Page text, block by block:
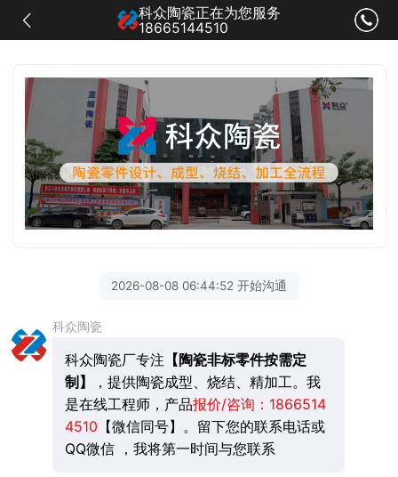
科众陶瓷正在为您服务
18665144510
2026-08-08 06:44:52 开始沟通
科众陶瓷
科众陶瓷厂专注 【陶瓷非标零件按需定
制】
，提供陶瓷成型、烧结、精加工。我
是在线工程师，产品报价/咨询： 1866514
4510 【微信同号】。留下您的联系电话或
QQ微信 ，我将第一时间与您联系